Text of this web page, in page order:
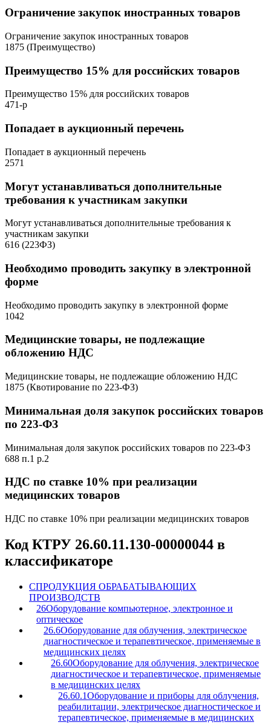
Ограничение закупок иностранных товаров
Ограничение закупок иностранных товаров
1875 (Преимущество)
Преимущество 15% для российских товаров
Преимущество 15% для российских товаров
471-р
Попадает в аукционный перечень
Попадает в аукционный перечень
2571
Могут устанавливаться дополнительные
требования к участникам закупки
Могут устанавливаться дополнительные требования к
участникам закупки
616 (223ФЗ)
Необходимо проводить закупку в электронной
форме
Необходимо проводить закупку в электронной форме
1042
Медицинские товары, не подлежащие
обложению НДС
Медицинские товары, не подлежащие обложению НДС
1875 (Квотирование по 223-ФЗ)
Минимальная доля закупок российских товаров
по 223-ФЗ
Минимальная доля закупок российских товаров по 223-ФЗ
688 п.1 р.2
НДС по ставке 10% при реализации
медицинских товаров
НДС по ставке 10% при реализации медицинских товаров
Код КТРУ 26.60.11.130-00000044 в
классификаторе
CПРОДУКЦИЯ ОБРАБАТЫВАЮЩИХ
ПРОИЗВОДСТВ
26Оборудование компьютерное, электронное и
оптическое
26.6Оборудование для облучения, электрическое
диагностическое и терапевтическое, применяемые в
медицинских целях
26.60Оборудование для облучения, электрическое
диагностическое и терапевтическое, применяемые
в медицинских целях
26.60.1Оборудование и приборы для облучения,
реабилитации, электрическое диагностическое и
терапевтическое, применяемые в медицинских